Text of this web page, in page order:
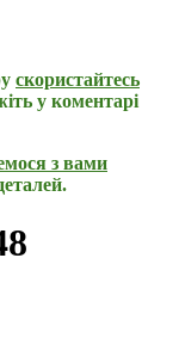
скористайтесь
у коментарі
з вами